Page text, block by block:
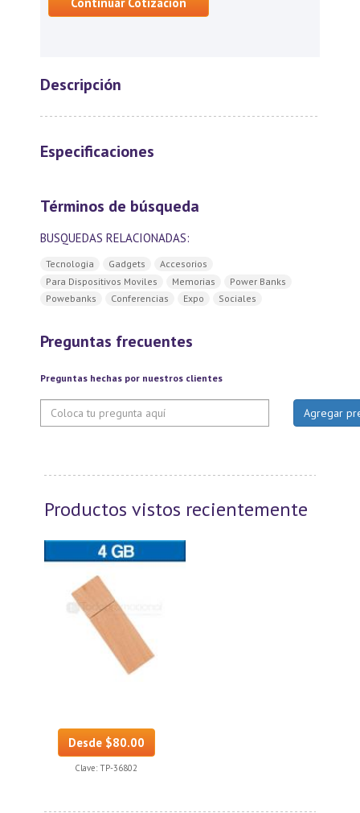
Descripción
Especificaciones
Términos de búsqueda
BUSQUEDAS RELACIONADAS:
Tecnologia Gadgets
Accesorios
Para Dispositivos Moviles
Memorias
Power Banks
Powebanks
Conferencias Expo Sociales
Preguntas frecuentes
Preguntas hechas por nuestros clientes
Productos vistos recientemente
Desde $80.00
Clave: TP-36802